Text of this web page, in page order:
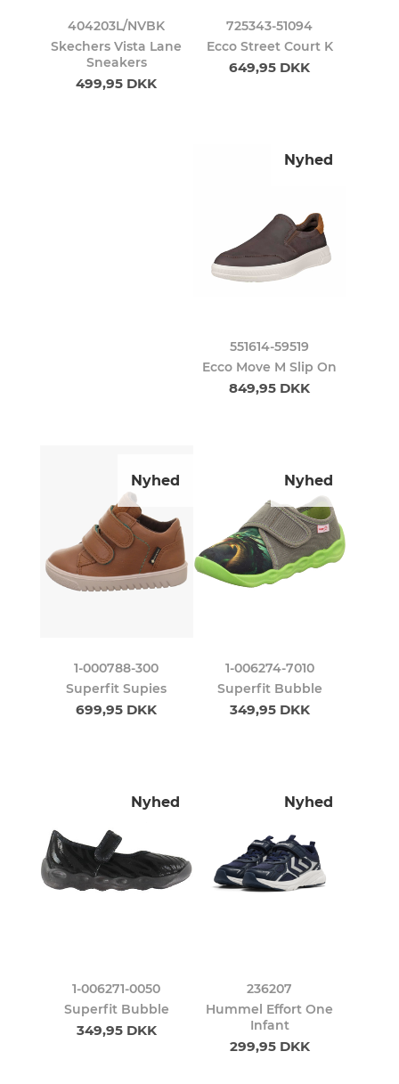
404203L/NVBK
Skechers Vista Lane
Sneakers
499,95 DKK
725343-51094
Ecco Street Court K
649,95 DKK
Nyhed
551614-59519
Ecco Move M Slip On
849,95 DKK
Nyhed
1-000788-300
Superfit Supies
699,95 DKK
Nyhed
1-006274-7010
Superfit Bubble
349,95 DKK
Nyhed
1-006271-0050
Superfit Bubble
349,95 DKK
Nyhed
236207
Hummel Effort One
Infant
299,95 DKK